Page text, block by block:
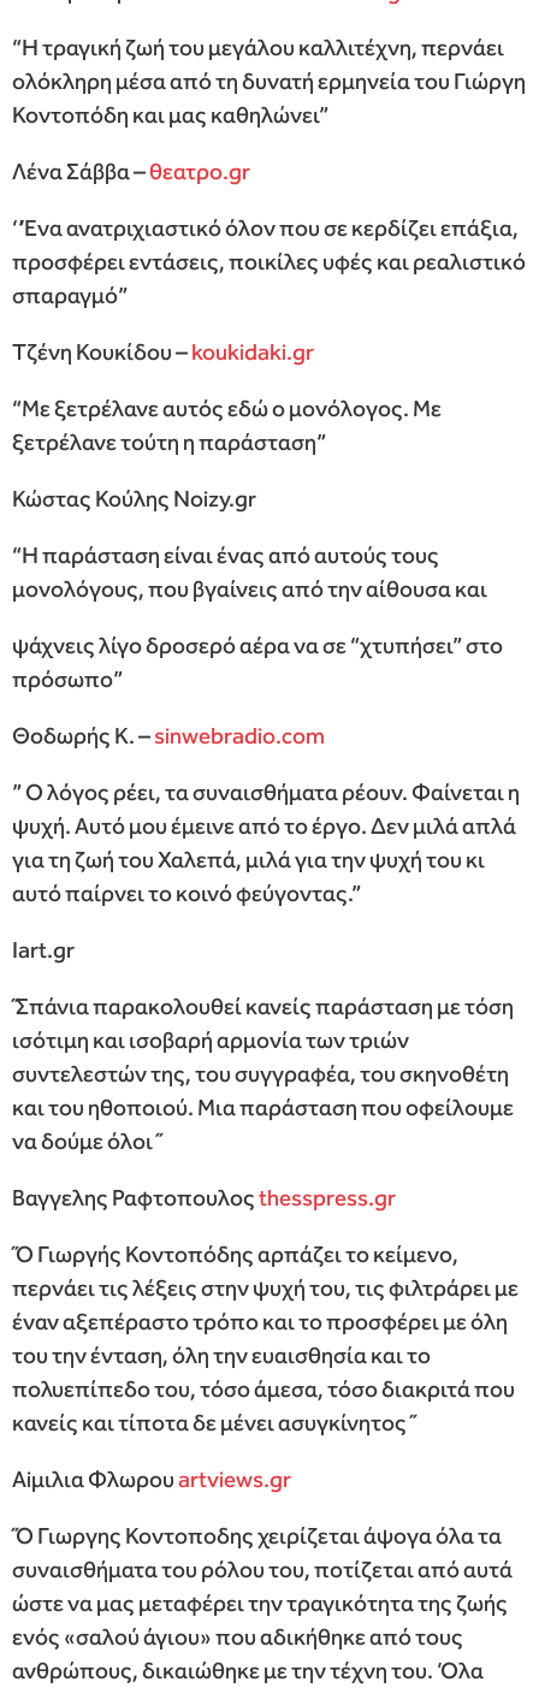
“Η τραγική ζωή του μεγάλου καλλιτέχνη, περνάει
ολόκληρη μέσα από τη δυνατή ερμηνεία του Γιώργη
Κοντοπόδη και μας καθηλώνει”
Λένα Σάββα –θεατρο.gr
‘’Ένα ανατριχιαστικό όλον που σε κερδίζει επάξια,
προσφέρει εντάσεις, ποικίλες υφές και ρεαλιστικό
σπαραγμό”
Τζένη Κουκίδου –koukidaki.gr
“Με ξετρέλανε αυτός εδώ ο μονόλογος. Με
ξετρέλανε τούτη η παράσταση”
Κώστας Κούλης Noizy.gr
“Η παράσταση είναι ένας από αυτούς τους
μονολόγους, που βγαίνεις από την αίθουσα και
ψάχνεις λίγο δροσερό αέρα να σε “χτυπήσει” στο
πρόσωπο”
Θοδωρής Κ. –sinwebradio.com
” Ο λόγος ρέει, τα συναισθήματα ρέουν. Φαίνεται η
ψυχή. Αυτό μου έμεινε από το έργο. Δεν μιλά απλά
για τη ζωή του Χαλεπά, μιλά για την ψυχή του κι
αυτό παίρνει το κοινό φεύγοντας.”
Iart.gr
́ ́Σπάνια παρακολουθεί κανείς παράσταση με τόση
ισότιμη και ισοβαρή αρμονία των τριών
συντελεστών της, του συγγραφέα, του σκηνοθέτη
και του ηθοποιού. Μια παράσταση που οφείλουμε
να δούμε όλοι ́ ́
Βαγγελης Ραφτοπουλοςthesspress.gr
́ ́Ο Γιωργής Κοντοπόδης αρπάζει το κείμενο,
περνάει τις λέξεις στην ψυχή του, τις φιλτράρει με
έναν αξεπέραστο τρόπο και το προσφέρει με όλη
του την ένταση, όλη την ευαισθησία και το
πολυεπίπεδο του, τόσο άμεσα, τόσο διακριτά που
κανείς και τίποτα δε μένει ασυγκίνητος ́ ́
Αiμιλια Φλωρουartviews.gr
́ ́Ο Γιωργης Κοντοποδης χειρίζεται άψογα όλα τα
συναισθήματα του ρόλου του, ποτίζεται από αυτά
ώστε να μας μεταφέρει την τραγικότητα της ζωής
ενός «σαλού άγιου» που αδικήθηκε από τους
ανθρώπους, δικαιώθηκε με την τέχνη του. Όλα